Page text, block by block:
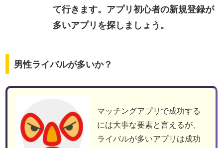
て行きます。アプリ初心者の新規登録が
多いアプリを探しましょう。
男性ライバルが多いか？
マッチングアプリで成功する
には大事な要素と言えるが、
ライバルが多いアプリは成功